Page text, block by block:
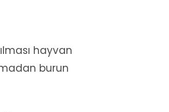
hayvan
burun